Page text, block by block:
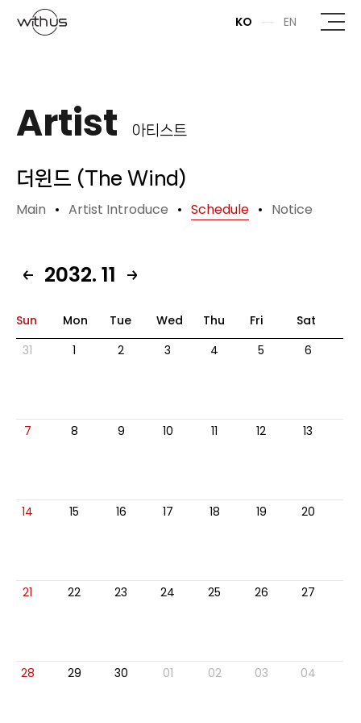
본문바로가기
KO EN
Artist 아티스트
더윈드 (The Wind)
Main Artist Introduce Schedule Notice
2032. 11
Sun Mon Tue Wed Thu Fri
Sat
31
1 2 3 4 5 6
7 8 9 10 11 12 13
14 15 16 17 18 19 20
21 22 23 24 25 26 27
28 29 30 01 02 03 04